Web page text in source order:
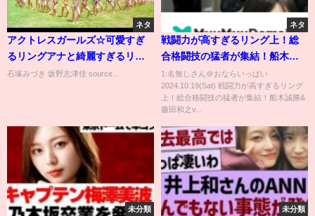
ネタ
アクトレスガールズ☆可愛すぎ
るリングアナと綺麗すぎるリン
グアナ
石塚みづき 坂野志津佳 source...
ネタ
戦闘力が高すぎるリング上！総
合格闘技の猛者が集結！船木誠
勝&藤田和之vsジョシュ・バーネ
ット& 佐々木憂流迦！夢のドリ
ームマッチのゴングが鳴らされ
ニバースで配信中！》
1:名無しさん＠おならいっぱい
2024.10.19(Sat) 戦闘力が高すぎるリング
上！総合格闘技の猛者が集結！船木誠勝&
藤田和之v...
未分類 未分類